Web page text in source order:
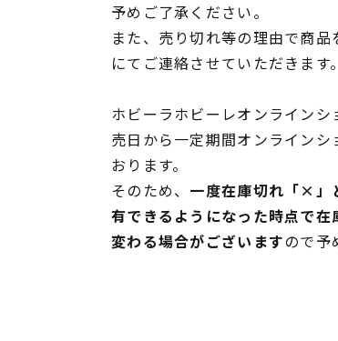
予めご了承ください。
また、売り切れ等の理由で商
にてご連絡させていただきます。
ホビーラホビーレオンライン
売日から一定期間オンライン
おります。
そのため、 一度在庫切れ「×」
有できるようになった時点で
変わる場合がございますので予